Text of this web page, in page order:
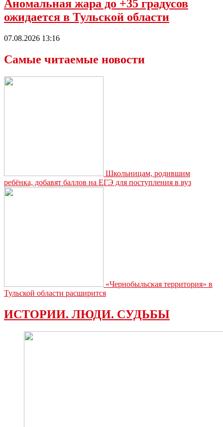
Аномальная жара до +35 градусов
ожидается в Тульской области
07.08.2026 13:16
Самые читаемые новости
Школьницам, родившим
ребёнка, добавят баллов на ЕГЭ для поступления в вуз
«Чернобыльская территория» в
Тульской области расширится
ИСТОРИИ. ЛЮДИ. СУДЬБЫ